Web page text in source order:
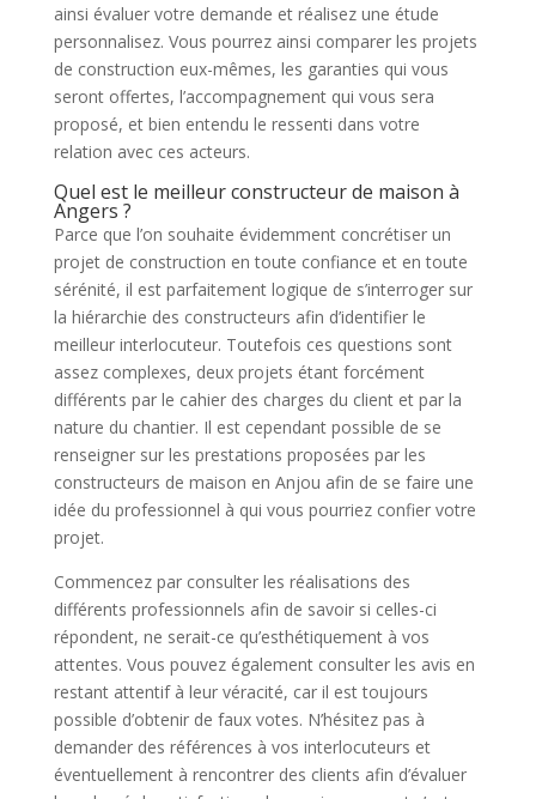
ainsi évaluer votre demande et réalisez une étude
personnalisez. Vous pourrez ainsi comparer les projets
de construction eux-mêmes, les garanties qui vous
seront offertes, l’accompagnement qui vous sera
proposé, et bien entendu le ressenti dans votre
relation avec ces acteurs.
Quel est le meilleur constructeur de maison à
Angers ?
Parce que l’on souhaite évidemment concrétiser un
projet de construction en toute confiance et en toute
sérénité, il est parfaitement logique de s’interroger sur
la hiérarchie des constructeurs afin d’identifier le
meilleur interlocuteur. Toutefois ces questions sont
assez complexes, deux projets étant forcément
différents par le cahier des charges du client et par la
nature du chantier. Il est cependant possible de se
renseigner sur les prestations proposées par les
constructeurs de maison en Anjou afin de se faire une
idée du professionnel à qui vous pourriez confier votre
projet.
Commencez par consulter les réalisations des
différents professionnels afin de savoir si celles-ci
répondent, ne serait-ce qu’esthétiquement à vos
attentes. Vous pouvez également consulter les avis en
restant attentif à leur véracité, car il est toujours
possible d’obtenir de faux votes. N’hésitez pas à
demander des références à vos interlocuteurs et
éventuellement à rencontrer des clients afin d’évaluer